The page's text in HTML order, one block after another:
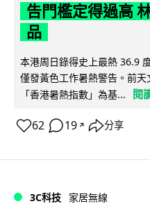
告門檻定得過高
品
本港周日錄得史上最熱 36.9
僅發黃色工作暑熱警告。前
「香港暑熱指數」為基...
閱
62 19 ↗ 分享
3C科技 家居無線